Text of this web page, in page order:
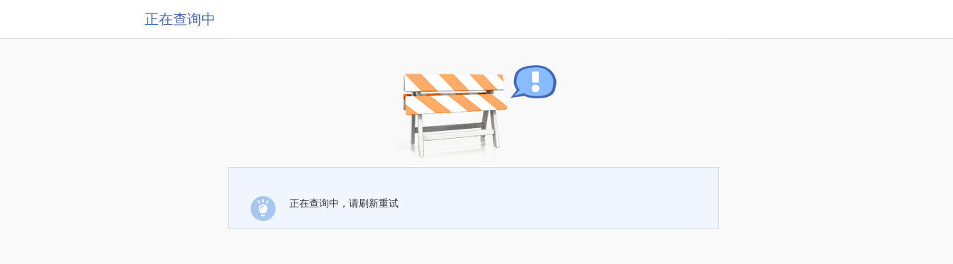
正在查询中
正在查询中，请刷新重试